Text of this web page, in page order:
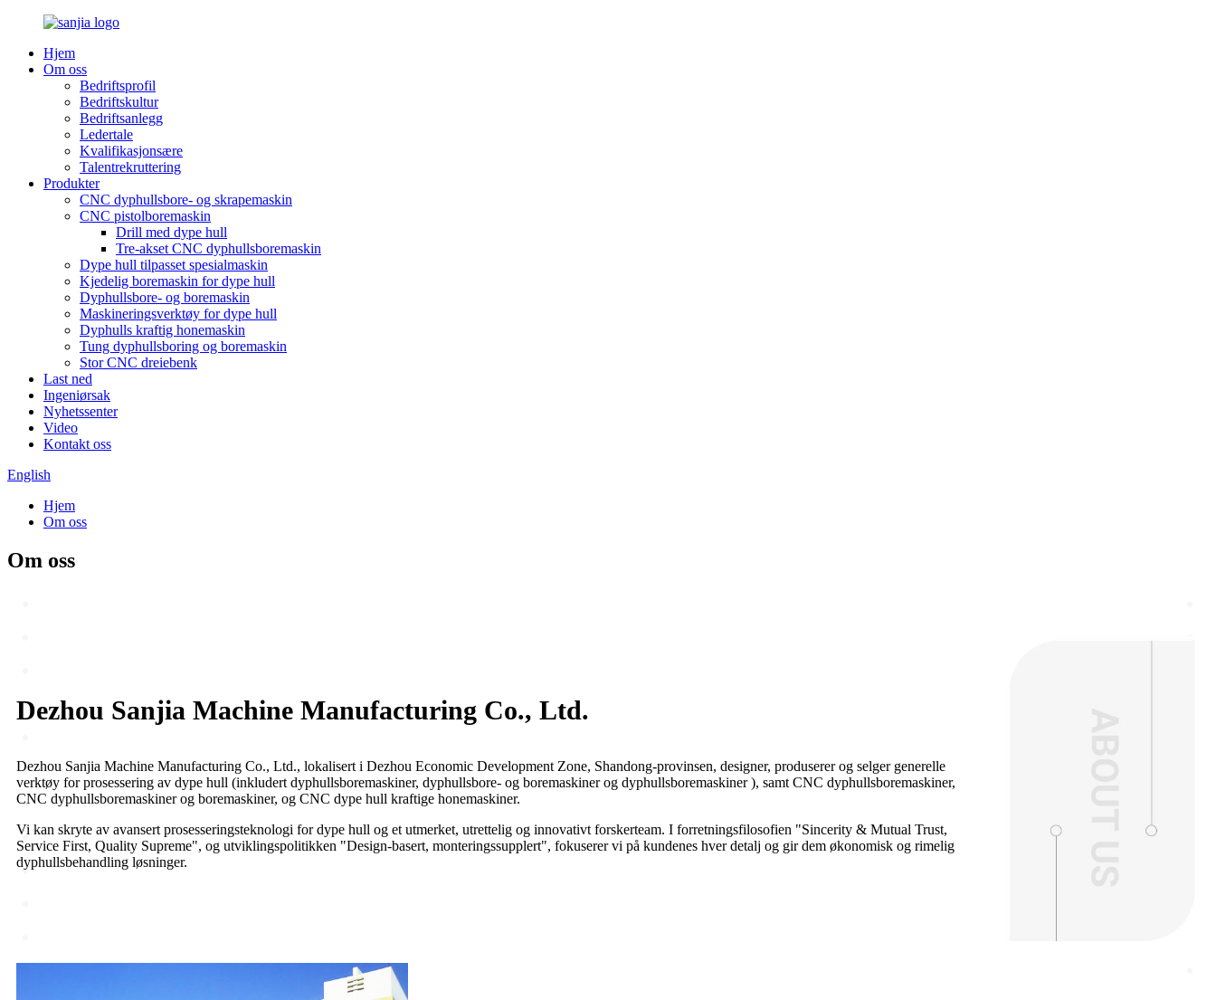
Hjem
Om oss
Bedriftsprofil
Bedriftskultur
Bedriftsanlegg
Ledertale
Kvalifikasjonsære
Talentrekruttering
Produkter
CNC dyphullsbore- og skrapemaskin
CNC pistolboremaskin
Drill med dype hull
Tre-akset CNC dyphullsboremaskin
Dype hull tilpasset spesialmaskin
Kjedelig boremaskin for dype hull
Dyphullsbore- og boremaskin
Maskineringsverktøy for dype hull
Dyphulls kraftig honemaskin
Tung dyphullsboring og boremaskin
Stor CNC dreiebenk
Last ned
Ingeniørsak
Nyhetssenter
Video
Kontakt oss
English
Hjem
Om oss
Om oss
Dezhou Sanjia Machine Manufacturing Co., Ltd.
Dezhou Sanjia Machine Manufacturing Co., Ltd., lokalisert i Dezhou Economic Development Zone, Shandong-provinsen, designer, produserer og selger generelle
verktøy for prosessering av dype hull (inkludert dyphullsboremaskiner, dyphullsbore- og boremaskiner og dyphullsboremaskiner ), samt CNC dyphullsboremaskiner,
CNC dyphullsboremaskiner og boremaskiner, og CNC dype hull kraftige honemaskiner.
Vi kan skryte av avansert prosesseringsteknologi for dype hull og et utmerket, utrettelig og innovativt forskerteam. I forretningsfilosofien "Sincerity & Mutual Trust,
Service First, Quality Supreme", og utviklingspolitikken "Design-basert, monteringssupplert", fokuserer vi på kundenes hver detalj og gir dem økonomisk og rimelig
dyphullsbehandling løsninger.